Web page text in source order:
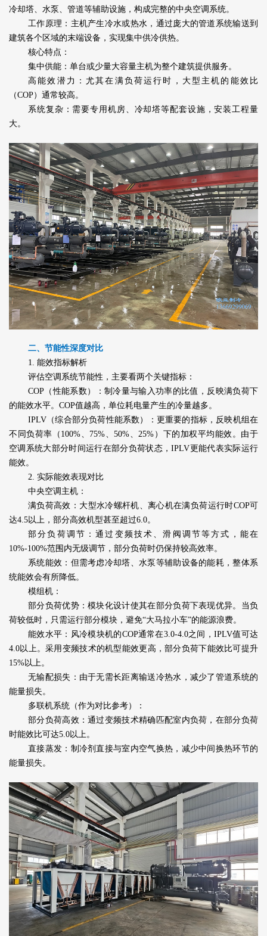
冷却塔、水泵、管道等辅助设施，构成完整的中央空调系统。
工作原理：主机产生冷水或热水，通过庞大的管道系统输送到
建筑各个区域的末端设备，实现集中供冷供热。
核心特点：
集中供能：单台或少量大容量主机为整个建筑提供服务。
高能效潜力：尤其在满负荷运行时，大型主机的能效比
（COP）通常较高。
系统复杂：需要专用机房、冷却塔等配套设施，安装工程量
大。
二、节能性深度对比
1. 能效指标解析
评估空调系统节能性，主要看两个关键指标：
COP（性能系数）：制冷量与输入功率的比值，反映满负荷下
的能效水平。COP值越高，单位耗电量产生的冷量越多。
IPLV（综合部分负荷性能系数）：更重要的指标，反映机组在
不同负荷率（100%、75%、50%、25%）下的加权平均能效。由于
空调系统大部分时间运行在部分负荷状态，IPLV更能代表实际运行
能效。
2. 实际能效表现对比
中央空调主机：
满负荷高效：大型水冷螺杆机、离心机在满负荷运行时COP可
达4.5以上，部分高效机型甚至超过6.0。
部分负荷调节：通过变频技术、滑阀调节等方式，能在
10%-100%范围内无级调节，部分负荷时仍保持较高效率。
系统能效：但需考虑冷却塔、水泵等辅助设备的能耗，整体系
统能效会有所降低。
模组机：
部分负荷优势：模块化设计使其在部分负荷下表现优异。当负
荷较低时，只需运行部分模块，避免“大马拉小车”的能源浪费。
能效水平：风冷模块机的COP通常在3.0-4.0之间，IPLV值可达
4.0以上。采用变频技术的机型能效更高，部分负荷下能效比可提升
15%以上。
无输配损失：由于无需长距离输送冷热水，减少了管道系统的
能量损失。
多联机系统（作为对比参考）：
部分负荷高效：通过变频技术精确匹配室内负荷，在部分负荷
时能效比可达5.0以上。
直接蒸发：制冷剂直接与室内空气换热，减少中间换热环节的
能量损失。